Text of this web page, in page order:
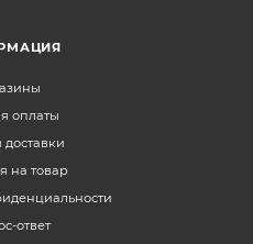
оплаты
доставки
на товар
ответ